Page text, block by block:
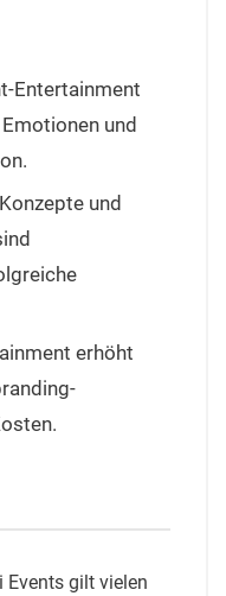
Entertainment
und
und
erhöht
Events gilt vielen